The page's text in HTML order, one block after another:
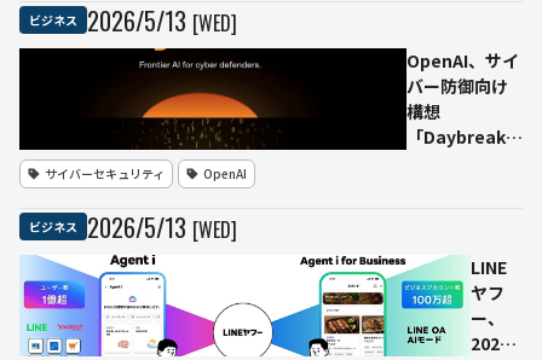
動画で
「量産準
と説明
ビジネス 2026/5/13 [WED]
OpenAI、サイ
バー防御向け
構想
「Daybreak」
修正を支援
サイバーセキュリティ OpenAI
ビジネス 2026/5/13 [WED]
LINE
ヤフ
ー、
2026